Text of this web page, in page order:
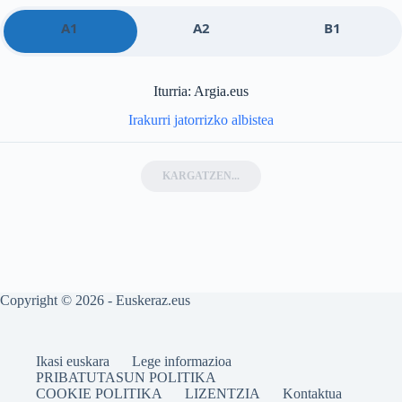
A1 A2 B1
Iturria: Argia.eus
Irakurri jatorrizko albistea
KARGATZEN...
Copyright © 2026 - Euskeraz.eus
Ikasi euskara
Lege informazioa
PRIBATUTASUN POLITIKA
COOKIE POLITIKA
LIZENTZIA Kontaktua